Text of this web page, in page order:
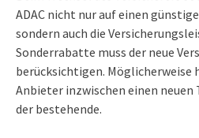
ADAC nicht nur auf einen
sondern auch die
Sonderrabatte muss der neue
berücksichtigen. Möglicherweise
Anbieter inzwischen einen
der bestehende.